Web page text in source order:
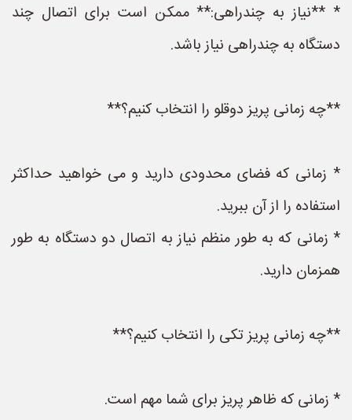
* **نیاز به چندراهی:** ممکن است برای اتصال چند
دستگاه به چندراهی نیاز باشد.
**چه زمانی پریز دوقلو را انتخاب کنیم؟**
* زمانی که فضای محدودی دارید و می خواهید حداکثر
استفاده را از آن ببرید.
* زمانی که به طور منظم نیاز به اتصال دو دستگاه به طور
همزمان دارید.
**چه زمانی پریز تکی را انتخاب کنیم؟**
* زمانی که ظاهر پریز برای شما مهم است.